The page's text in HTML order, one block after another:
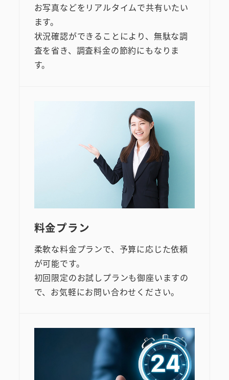
お写真などをリアルタイムで共有いたい
ます。
状況確認ができることにより、無駄な調
査を省き、調査料金の節約にもなりま
す。
料金プラン
柔軟な料金プランで、予算に応じた依頼
が可能です。
初回限定のお試しプランも御座いますの
で、お気軽にお問い合わせください。